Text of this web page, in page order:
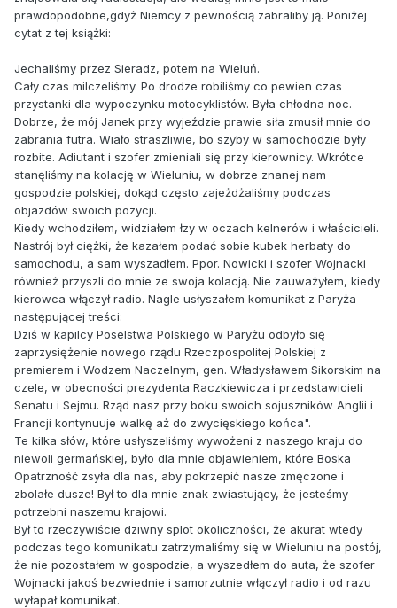
prawdopodobne,gdyż Niemcy z pewnością zabraliby ją. Poniżej
cytat z tej książki:
Jechaliśmy przez Sieradz, potem na Wieluń.
Cały czas milczeliśmy. Po drodze robiliśmy co pewien czas
przystanki dla wypoczynku motocyklistów. Była chłodna noc.
Dobrze, że mój Janek przy wyjeździe prawie siła zmusił mnie do
zabrania futra. Wiało straszliwie, bo szyby w samochodzie były
rozbite. Adiutant i szofer zmieniali się przy kierownicy. Wkrótce
stanęliśmy na kolację w Wieluniu, w dobrze znanej nam
gospodzie polskiej, dokąd często zajeżdżaliśmy podczas
objazdów swoich pozycji.
Kiedy wchodziłem, widziałem łzy w oczach kelnerów i właścicieli.
Nastrój był ciężki, że kazałem podać sobie kubek herbaty do
samochodu, a sam wyszadłem. Ppor. Nowicki i szofer Wojnacki
również przyszli do mnie ze swoja kolacją. Nie zauważyłem, kiedy
kierowca włączył radio. Nagle usłyszałem komunikat z Paryża
następującej treści:
Dziś w kapilcy Poselstwa Polskiego w Paryżu odbyło się
zaprzysiężenie nowego rządu Rzeczpospolitej Polskiej z
premierem i Wodzem Naczelnym, gen. Władysławem Sikorskim na
czele, w obecności prezydenta Raczkiewicza i przedstawicieli
Senatu i Sejmu. Rząd nasz przy boku swoich sojuszników Anglii i
Francji kontynuuje walkę aż do zwycięskiego końca".
Te kilka słów, które usłyszeliśmy wywożeni z naszego kraju do
niewoli germańskiej, było dla mnie objawieniem, które Boska
Opatrzność zsyła dla nas, aby pokrzepić nasze zmęczone i
zbolałe dusze! Był to dla mnie znak zwiastujący, że jesteśmy
potrzebni naszemu krajowi.
Był to rzeczywiście dziwny splot okoliczności, że akurat wtedy
podczas tego komunikatu zatrzymaliśmy się w Wieluniu na postój,
że nie pozostałem w gospodzie, a wyszedłem do auta, że szofer
Wojnacki jakoś bezwiednie i samorzutnie włączył radio i od razu
wyłapał komunikat.